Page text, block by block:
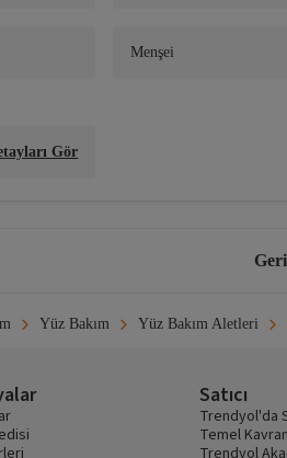
Menşei
Gör
Yüz Bakım Yüz Bakım Aletleri
Satıcı
Trendyol'da
Temel
Trendyol